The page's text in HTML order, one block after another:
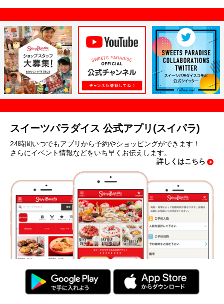
スイーツパラダイス 公式アプリ(スイパラ)
24時間いつでもアプリから予約やショッピングができます！
さらにイベント情報などをいち早くお伝えします。
詳しくはこちら